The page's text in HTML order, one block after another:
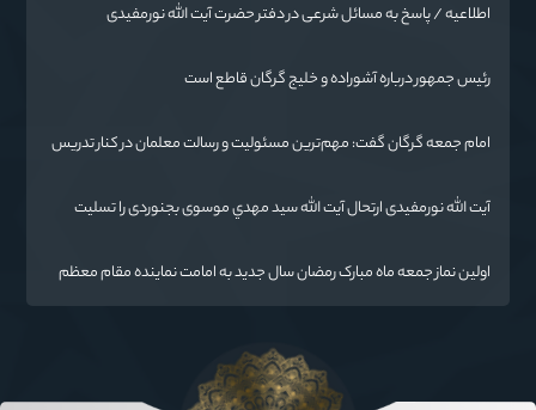
اطلاعیه / پاسخ به مسائل شرعی در دفتر حضرت آیت الله نورمفیدی
رئیس جمهور درباره آشوراده و خلیج گرگان قاطع است
امام جمعه گرگان گفت: مهم‌ترین مسئولیت و رسالت معلمان در کنار تدریس
ایران اسلامی است.
آیت الله نورمفیدی ارتحال آیت الله سيد مهدي موسوی بجنوردی را تسلیت
اولین نماز جمعه ماه مبارک رمضان سال جدید به امامت نماینده مقام معظم